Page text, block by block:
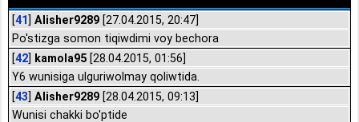
[41] Alisher9289 [27.04.2015, 20:47]
Po'stizga somon tiqiwdimi voy bechora
[42] kamola95 [28.04.2015, 01:56]
Y6 wunisiga ulguriwolmay qoliwtida.
[43] Alisher9289 [28.04.2015, 09:13]
Wunisi chakki bo'ptide